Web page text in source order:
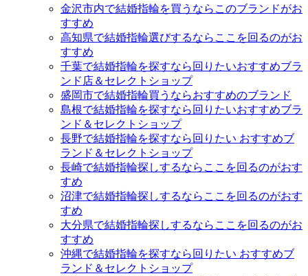
金沢市内で結婚指輪を買うならこのブランドがお
すすめ
高知県で結婚指輪選びするならここを回るのがお
すすめ
千葉で結婚指輪を探すなら回りたいおすすめブラ
ンド店＆セレクトショップ
盛岡市で結婚指輪買うならおすすめのブランド
島根で結婚指輪を探すなら回りたいおすすめブラ
ンド＆セレクトショップ
長野で結婚指輪を探すなら回りたい おすすめブ
ランド＆セレクトショップ
長崎で結婚指輪探しするならここを回るのがおす
すめ
沼津で結婚指輪探しするならここを回るのがおす
すめ
大分県で結婚指輪探しするならここを回るのがお
すすめ
沖縄で結婚指輪を探すなら回りたい おすすめブ
ランド＆セレクトショップ